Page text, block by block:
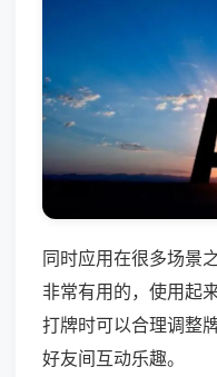
同时应用在很多场景
非常有用的，使用起
打牌时可以合理调整
好友间互动乐趣。